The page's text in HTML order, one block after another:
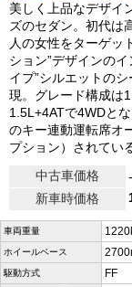
美しく上品なデザイ
ズのセダン。初代は
人の女性をターゲッ
ション”デザインの
イプ”シルエットの
現。グレード構成は
1.5L+4ATで4WDと
のキー連動運転席オ
プション）されてい
中古車価格
新車時価格
車両重量
ホイールベース
駆動方式 FF